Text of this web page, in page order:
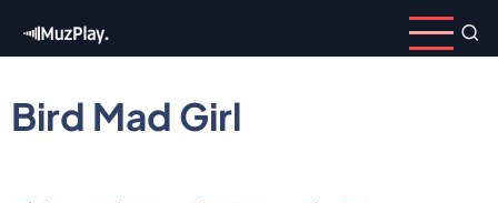
para
conteúdo
principal
Bird Mad Girl